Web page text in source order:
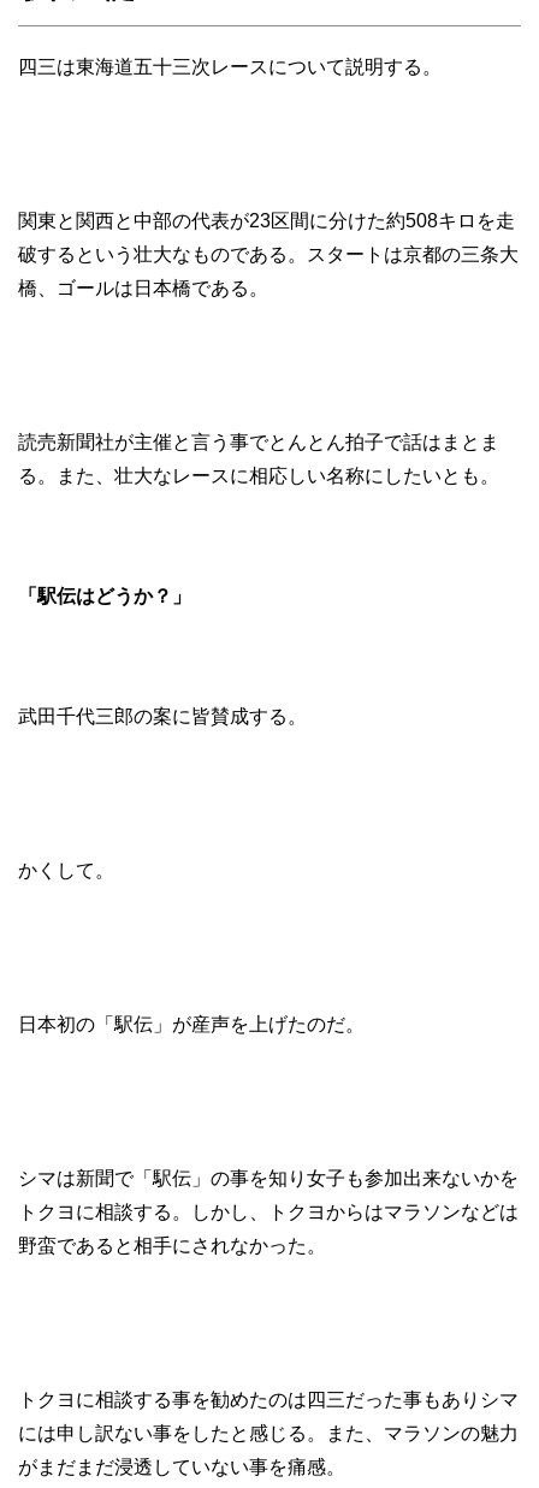
四三は東海道五十三次レースについて説明する。
関東と関西と中部の代表が23区間に分けた約508キロを走
破するという壮大なものである。スタートは京都の三条大
橋、ゴールは日本橋である。
読売新聞社が主催と言う事でとんとん拍子で話はまとま
る。また、壮大なレースに相応しい名称にしたいとも。
「駅伝はどうか？」
武田千代三郎の案に皆賛成する。
かくして。
日本初の「駅伝」が産声を上げたのだ。
シマは新聞で「駅伝」の事を知り女子も参加出来ないかを
トクヨに相談する。しかし、トクヨからはマラソンなどは
野蛮であると相手にされなかった。
トクヨに相談する事を勧めたのは四三だった事もありシマ
には申し訳ない事をしたと感じる。また、マラソンの魅力
がまだまだ浸透していない事を痛感。